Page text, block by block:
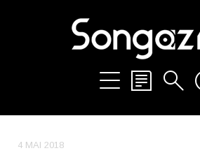
4 MAI 2018